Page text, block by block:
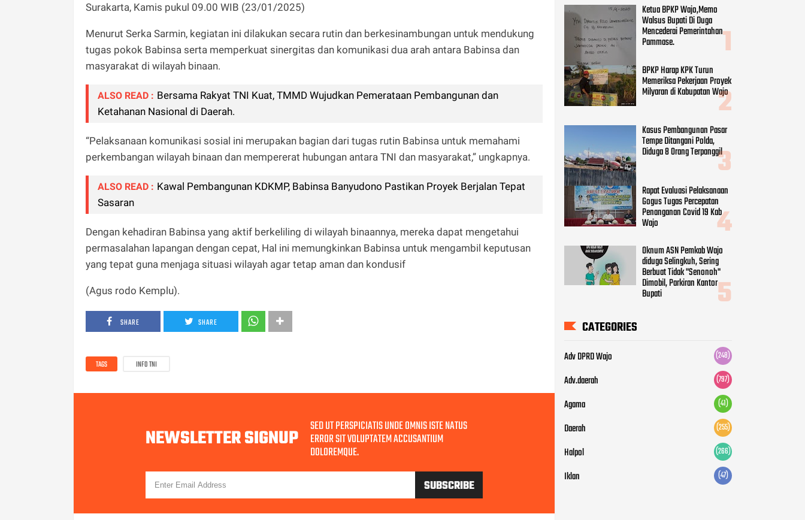
Surakarta, Kamis pukul 09.00 WIB (23/01/2025)
Menurut Serka Sarmin, kegiatan ini dilakukan secara rutin dan berkesinambungan untuk mendukung
tugas pokok Babinsa serta memperkuat sinergitas dan komunikasi dua arah antara Babinsa dan
masyarakat di wilayah binaan.
ALSO READ : Bersama Rakyat TNI Kuat, TMMD Wujudkan Pemerataan Pembangunan dan
Ketahanan Nasional di Daerah.
“Pelaksanaan komunikasi sosial ini merupakan bagian dari tugas rutin Babinsa untuk memahami
perkembangan wilayah binaan dan mempererat hubungan antara TNI dan masyarakat,” ungkapnya.
ALSO READ : Kawal Pembangunan KDKMP, Babinsa Banyudono Pastikan Proyek Berjalan Tepat
Sasaran
Dengan kehadiran Babinsa yang aktif berkeliling di wilayah binaannya, mereka dapat mengetahui
permasalahan lapangan dengan cepat, Hal ini memungkinkan Babinsa untuk mengambil keputusan
yang tepat guna menjaga situasi wilayah agar tetap aman dan kondusif
(Agus rodo Kemplu).
SHARE SHARE
TAGS INFO TNI
NEWSLETTER SIGNUP SED UT PERSPICIATIS UNDE OMNIS ISTE NATUS
ERROR SIT VOLUPTATEM ACCUSANTIUM
DOLOREMQUE.
Ketua BPKP Wajo,Memo
Walsus Bupati Di Duga
Mencederai Pemerintahan
Pammase.
BPKP Harap KPK Turun
Memeriksa Pekerjaan Proyek
Milyaran di Kabupatan Wajo
Kasus Pembangunan Pasar
Tempe Ditangani Polda,
Diduga 8 Orang Terpanggil
Rapat Evaluasi Pelaksanaan
Gogus Tugas Percepatan
Penanganan Covid 19 Kab
Wajo
Oknum ASN Pemkab Wajo
diduga Selingkuh, Sering
Berbuat Tidak "Senonoh"
Dimobil, Parkiran Kantor
Bupati
CATEGORIES
Adv DPRD Wajo (248)
Adv.daerah (797)
Agama (41)
Daerah (255)
Halpol (266)
Iklan (47)